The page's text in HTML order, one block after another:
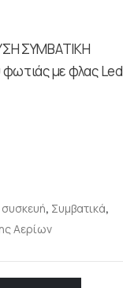
ΣΥΜΒΑΤΙΚΗ
με φλας Led
, Συμβατικά,
Αερίων